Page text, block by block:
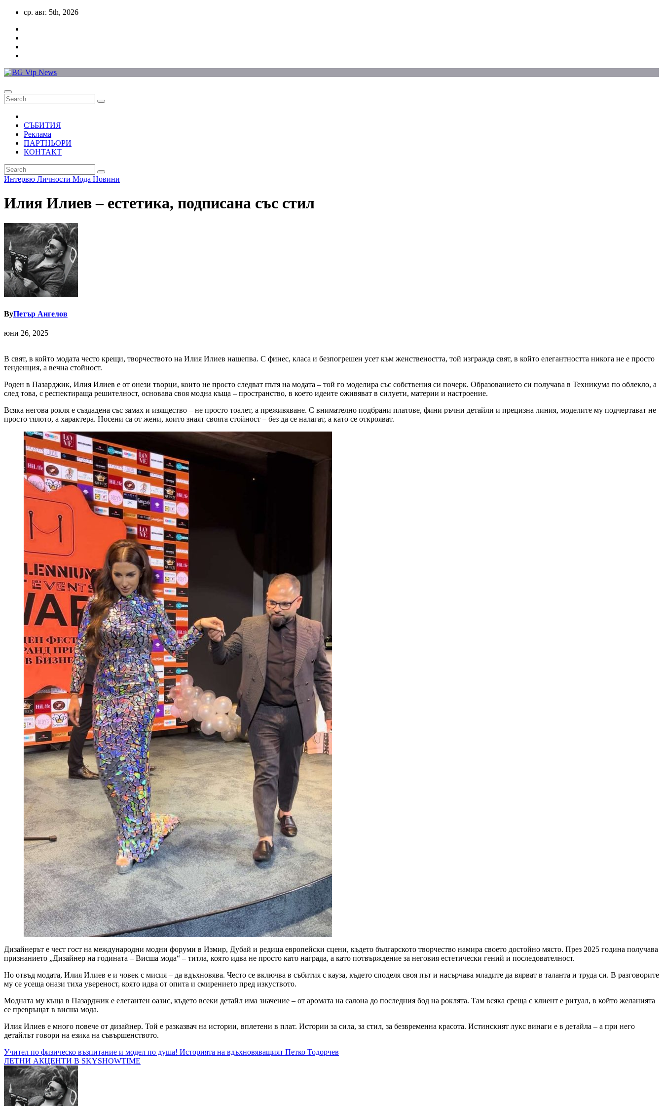
Skip
content
ср. авг. 5th, 2026
СЪБИТИЯ
Реклама
ПАРТНЬОРИ
КОНТАКТ
Интервю Личности Мода Новини
Илия Илиев – естетика, подписана със стил
ByПетър Ангелов
юни 26, 2025
В свят, в който модата често крещи, творчеството на Илия Илиев нашепва. С финес, класа и безпогрешен усет към женствеността, той изгражда свят, в който елегантността никога не е просто
тенденция, а вечна стойност.
Роден в Пазарджик, Илия Илиев е от онези творци, които не просто следват пътя на модата – той го моделира със собствения си почерк. Образованието си получава в Техникума по облекло, а
след това, с респектираща решителност, основава своя модна къща – пространство, в което идеите оживяват в силуети, материи и настроение.
Всяка негова рокля е създадена със замах и изящество – не просто тоалет, а преживяване. С внимателно подбрани платове, фини ръчни детайли и прецизна линия, моделите му подчертават не
просто тялото, а характера. Носени са от жени, които знаят своята стойност – без да се налагат, а като се открояват.
Дизайнерът е чест гост на международни модни форуми в Измир, Дубай и редица европейски сцени, където българското творчество намира своето достойно място. През 2025 година получава
признанието „Дизайнер на годината – Висша мода“ – титла, която идва не просто като награда, а като потвърждение за неговия естетически гений и последователност.
Но отвъд модата, Илия Илиев е и човек с мисия – да вдъхновява. Често се включва в събития с кауза, където споделя своя път и насърчава младите да вярват в таланта и труда си. В разговорите
му се усеща онази тиха увереност, която идва от опита и смирението пред изкуството.
Модната му къща в Пазарджик е елегантен оазис, където всеки детайл има значение – от аромата на салона до последния бод на роклята. Там всяка среща с клиент е ритуал, в който желанията
се превръщат в висша мода.
Илия Илиев е много повече от дизайнер. Той е разказвач на истории, вплетени в плат. Истории за сила, за стил, за безвременна красота. Истинският лукс винаги е в детайла – а при него
детайлът говори на езика на съвършенството.
Навигация
Учител по физическо възпитание и модел по душа! Историята на вдъхновяващият Петко Тодорчев
ЛЕТНИ АКЦЕНТИ В SKYSHOWTIME